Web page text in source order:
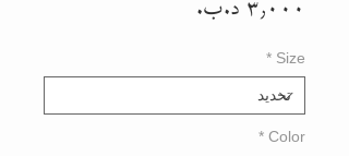
Size
*
Color
*